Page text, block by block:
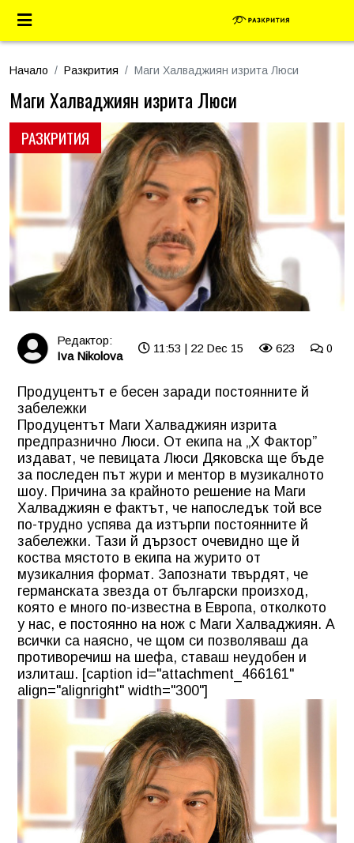
Начало Разкрития Маги Халваджиян изрита Люси
РАЗКРИТИЯ
Маги Халваджиян изрита Люси
Редактор:
Iva Nikolova
11:53 | 22 Dec 15 623 0
Продуцентът е бесен заради постоянните й
забележки
Продуцентът Маги Халваджиян изрита
предпразнично Люси. От екипа на „Х Фактор”
издават, че певицата Люси Дяковска ще бъде
за последен път жури и ментор в музикалното
шоу. Причина за крайното решение на Маги
Халваджиян е фактът, че напоследък той все
по-трудно успява да изтърпи постоянните й
забележки. Тази й дързост очевидно ще й
коства мястото в екипа на журито от
музикалния формат. Запознати твърдят, че
германската звезда от български произход,
която е много по-известна в Европа, отколкото
у нас, е постоянно на нож с Маги Халваджиян. А
всички са наясно, че щом си позволяваш да
противоречиш на шефа, ставаш неудобен и
излиташ. [caption id="attachment_466161"
align="alignright" width="300"]